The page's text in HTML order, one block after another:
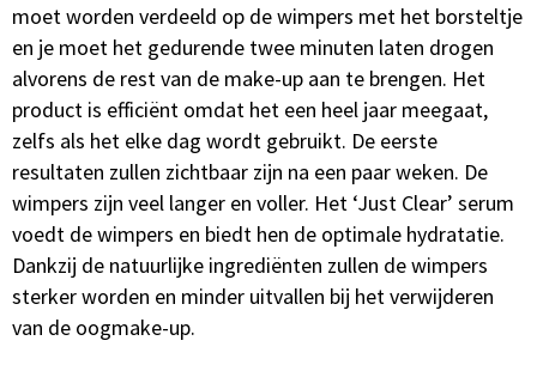
moet worden verdeeld op de wimpers met het borsteltje
en je moet het gedurende twee minuten laten drogen
alvorens de rest van de make-up aan te brengen. Het
product is efficiënt omdat het een heel jaar meegaat,
zelfs als het elke dag wordt gebruikt. De eerste
resultaten zullen zichtbaar zijn na een paar weken. De
wimpers zijn veel langer en voller. Het ‘Just Clear’ serum
voedt de wimpers en biedt hen de optimale hydratatie.
Dankzij de natuurlijke ingrediënten zullen de wimpers
sterker worden en minder uitvallen bij het verwijderen
van de oogmake-up.